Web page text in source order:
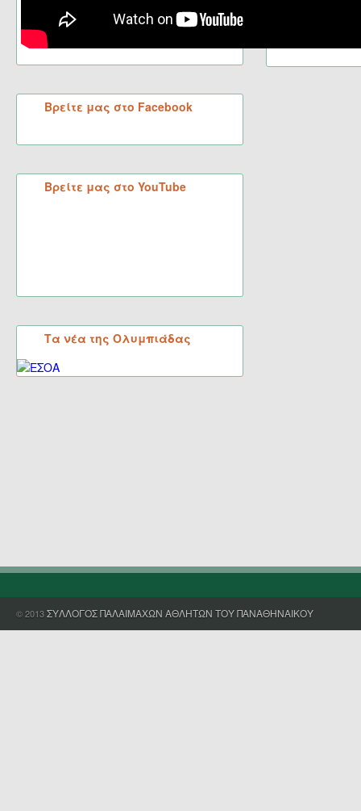
Βρείτε μας στο Facebook
Βρείτε μας στο YouTube
Τα νέα της Ολυμπιάδας
© 2013ΣΥΛΛΟΓΟΣ ΠΑΛΑΙΜΑΧΩΝ ΑΘΛΗΤΩΝ ΤΟΥ ΠΑΝΑΘΗΝΑΙΚΟΥ